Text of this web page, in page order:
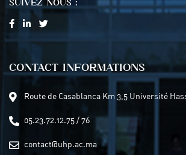
SUIVEZ NOUS :
CONTACT INFORMATIONS
Route de Casablanca Km 3,5 Université
05.23.72.12.75 / 76
contact@uhp.ac.ma